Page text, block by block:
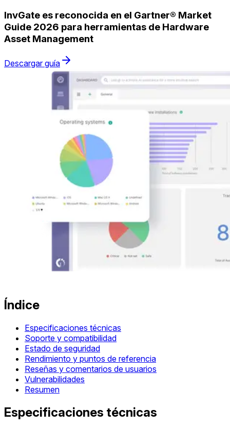
InvGate es reconocida en el Gartner® Market
Guide 2026 para herramientas de Hardware
Asset Management
Descargar guía
Índice
Especificaciones técnicas
Soporte y compatibilidad
Estado de seguridad
Rendimiento y puntos de referencia
Reseñas y comentarios de usuarios
Vulnerabilidades
Resumen
Especificaciones técnicas